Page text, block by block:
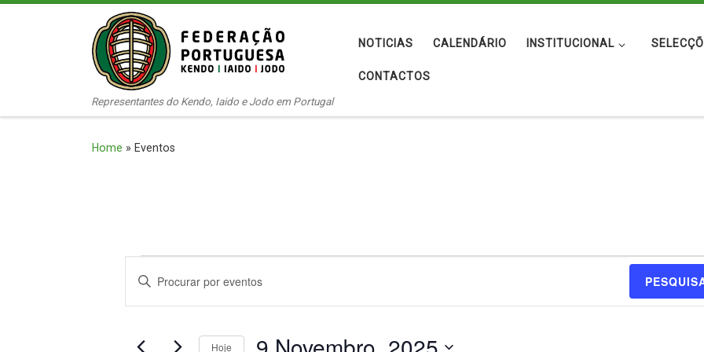
Representantes do Kendo, Iaido e Jodo em Portugal
NOTICIAS CALENDÁRIO INSTITUCIONAL
CONTACTOS
Home » Eventos
Eventos for 9 Novembro, 2025
N
a
Hoje